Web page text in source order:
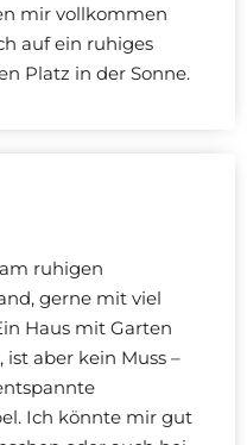
mir vollkommen
auf ein ruhiges
Platz in der Sonne.
ruhigen
gerne mit viel
Haus mit Garten
aber kein Muss –
Ich könnte mir gut